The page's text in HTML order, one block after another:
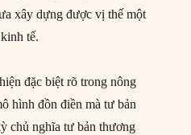
xây dựng được vị thế một
tế.
đặc biệt rõ trong nông
hình đồn điền mà tư bản
chủ nghĩa tư bản thương